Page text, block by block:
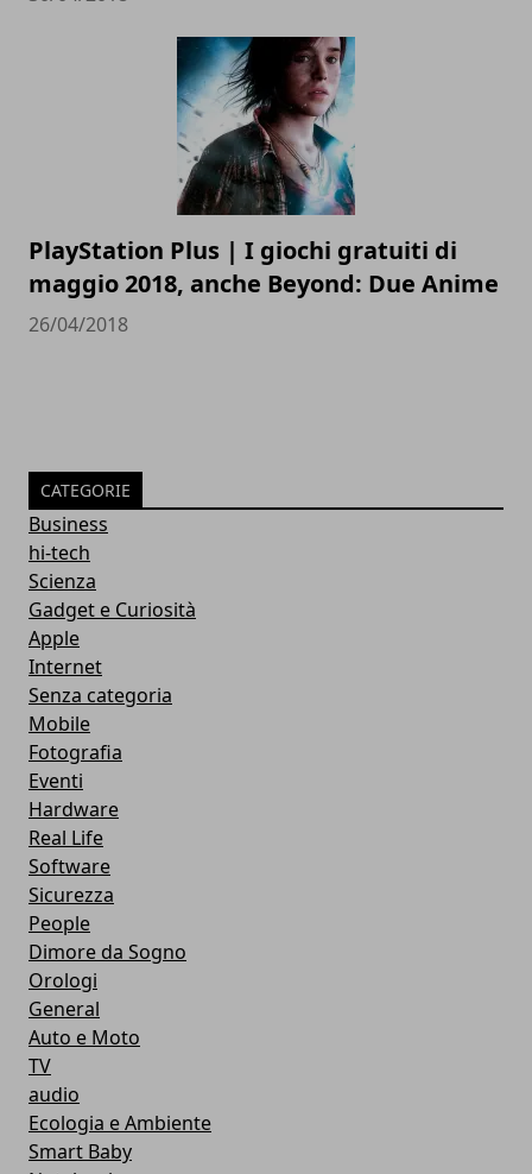
PlayStation Plus | I giochi gratuiti di
maggio 2018, anche Beyond: Due Anime
26/04/2018
CATEGORIE
Business
hi-tech
Scienza
Gadget e Curiosità
Apple
Internet
Senza categoria
Mobile
Fotografia
Eventi
Hardware
Real Life
Software
Sicurezza
People
Dimore da Sogno
Orologi
General
Auto e Moto
TV
audio
Ecologia e Ambiente
Smart Baby